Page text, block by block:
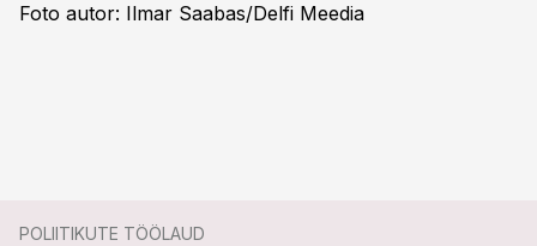
Foto autor: Ilmar Saabas/Delfi Meedia
POLIITIKUTE TÖÖLAUD